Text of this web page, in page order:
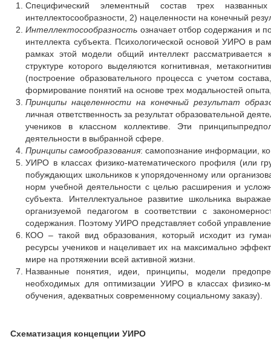
Специфический элементный состав трех
интеллектосообразности, 2) нацеленности на конечный
Интеллектосообразность означает отбор содержания и
интеллекта субъекта. Психологической основой УИРО в
рамках этой модели общий интеллект рассматривается
структуре которого выделяются когнитивная,
(построение образовательного процесса с учетом
формирование понятий на основе трех модальностей
Принципы нацеленности на конечный результат
личная ответственность за результат образовательной
учеников в классном коллективе. Эти
деятельности в выбранной сфере.
Принципы самообразования: самопознание информации,
УИРО в классах физико-математического профиля (или
побуждающих школьников к упорядоченному или
норм учебной деятельности с целью расширения и
субъекта. Интеллектуальное развитие школьника
организуемой педагогом в соответствии с
содержания. Поэтому УИРО представляет собой
КОО – такой вид образования, который исходит из
ресурсы учеников и нацеливает их на максимально
мире на протяжении всей активной жизни.
Названные понятия, идеи, принципы, модели
необходимых для оптимизации УИРО в классах физико-
обучения, адекватных современному социальному заказу).
Схематизация концепции УИРО